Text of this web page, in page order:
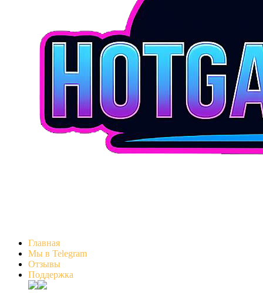
Главная
Мы в Telegram
Отзывы
Поддержка